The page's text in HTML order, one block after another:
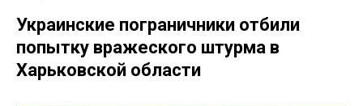
Украинские пограничники отбили
попытку вражеского штурма в
Харьковской области